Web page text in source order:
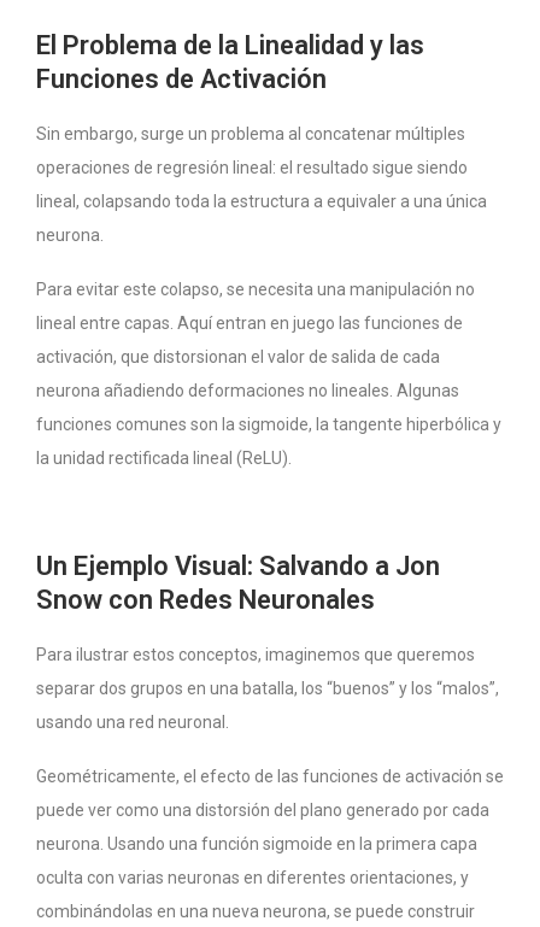
El Problema de la Linealidad y las
Funciones de Activación
Sin embargo, surge un problema al concatenar múltiples
operaciones de regresión lineal: el resultado sigue siendo
lineal, colapsando toda la estructura a equivaler a una única
neurona.
Para evitar este colapso, se necesita una manipulación no
lineal entre capas. Aquí entran en juego las funciones de
activación, que distorsionan el valor de salida de cada
neurona añadiendo deformaciones no lineales. Algunas
funciones comunes son la sigmoide, la tangente hiperbólica y
la unidad rectificada lineal (ReLU).
Un Ejemplo Visual: Salvando a Jon
Snow con Redes Neuronales
Para ilustrar estos conceptos, imaginemos que queremos
separar dos grupos en una batalla, los “buenos” y los “malos”,
usando una red neuronal.
Geométricamente, el efecto de las funciones de activación se
puede ver como una distorsión del plano generado por cada
neurona. Usando una función sigmoide en la primera capa
oculta con varias neuronas en diferentes orientaciones, y
combinándolas en una nueva neurona, se puede construir